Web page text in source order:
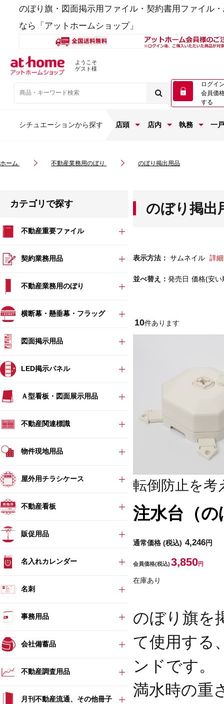
のぼり旗・図面掲示用ファイル・契約書用ファイル
なら「アットホームショップ」
ようこそ
ゲスト様
ログイ
会員価
する
シチュエーションから探す 店頭 店内 執務 一
ホーム 不動産業務用のぼり のぼり掲出用品
カテゴリで探す
不動産重要ファイル
契約業務用品
不動産業務用のぼり
横断幕・懸垂幕・フラッグ
図面掲示用品
LED掲示パネル
Ａ型看板・図面展示用品
不動産関連標識
物件現地用品
屋外用チラシケース
不動産看板
販促用品
名入れカレンダー
名刺
事務用品
会社備蓄品
不動産調査用品
月刊不動産流通、その他冊子
のぼり掲出
表示方法： サムネイル 詳
並べ替え： 発売日 価格(安い
10件あります
転倒防止を考
注水台（の
通常価格 (税込) 4,246円
会員価格(税込) 3,850円
在庫あり
のぼり旗を
て使用する
ンドです。
満水時の重